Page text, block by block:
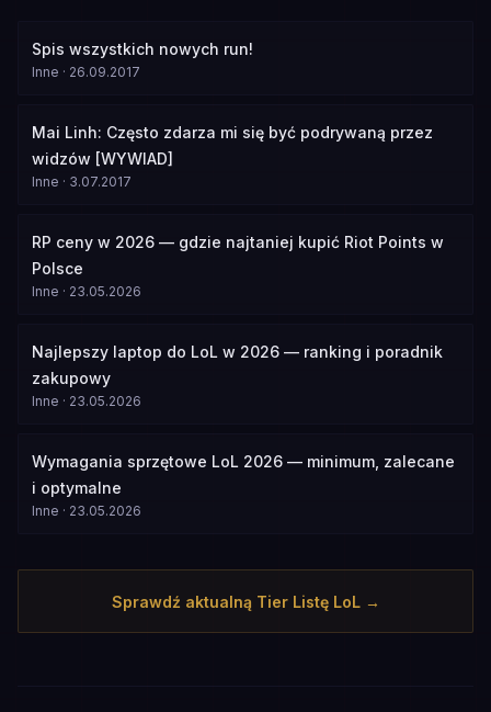
Spis wszystkich nowych run!
Inne · 26.09.2017
Mai Linh: Często zdarza mi się być podrywaną przez
widzów [WYWIAD]
Inne · 3.07.2017
RP ceny w 2026 — gdzie najtaniej kupić Riot Points w
Polsce
Inne · 23.05.2026
Najlepszy laptop do LoL w 2026 — ranking i poradnik
zakupowy
Inne · 23.05.2026
Wymagania sprzętowe LoL 2026 — minimum, zalecane
i optymalne
Inne · 23.05.2026
Sprawdź aktualną Tier Listę LoL →